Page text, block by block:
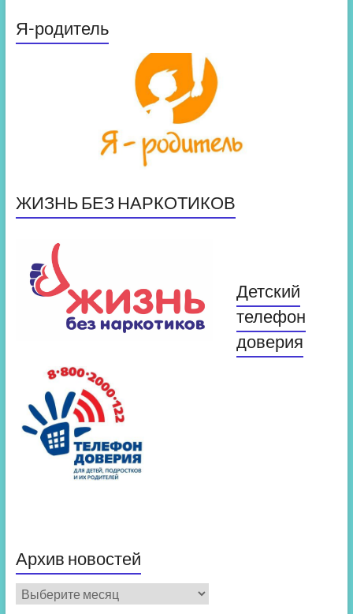
Я-родитель
ЖИЗНЬ БЕЗ НАРКОТИКОВ
Детский
телефон
доверия
Архив новостей
Архив
новостей